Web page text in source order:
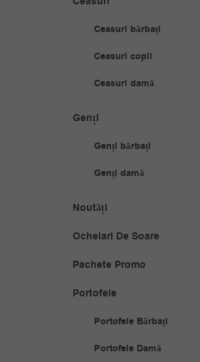
Ceasuri bărbați
Ceasuri copii
Ceasuri damă
Genți
Genți bărbați
Genți damă
Noutăți
Ochelari De Soare
Pachete Promo
Portofele
Portofele Bărbați
Portofele Damă